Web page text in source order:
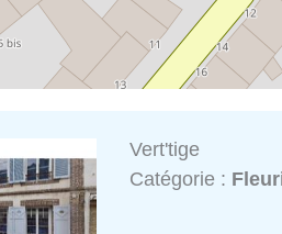
Vert'tige
Catégorie :